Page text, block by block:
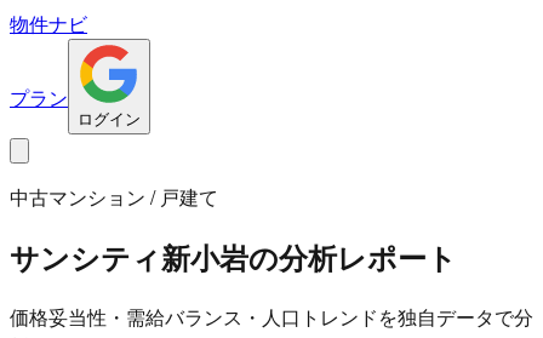
物件ナビ
プラン
ログイン
中古マンション / 戸建て
サンシティ新小岩の分析レポート
価格妥当性・需給バランス・人口トレンドを独自データで分